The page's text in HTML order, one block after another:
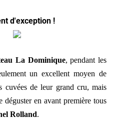
d'exception !
La Dominique, pendant les
un excellent moyen de
cuvées de leur grand cru, mais
déguster en avant première tous
Rolland.